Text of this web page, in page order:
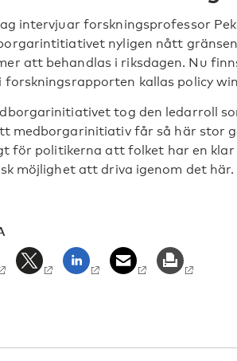
intervjuar forskningsprofessor
nyligen nått
att behandlas i riksdagen. Nu
forskningsrapporten kallas policy
tog den ledarroll
medborgarinitiativ får så här stor
för politikerna att folket har en
möjlighet att driva igenom det här.